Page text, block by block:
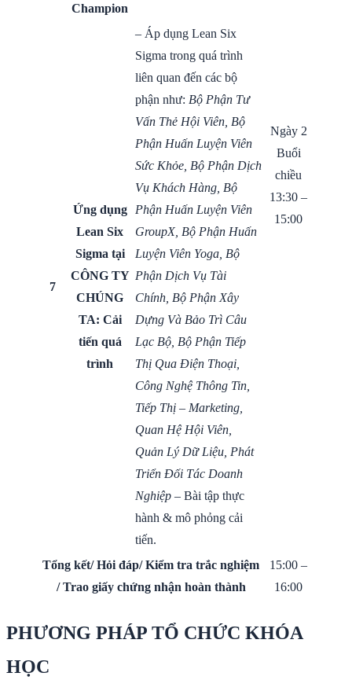
Champion
Ngày 2
Buổi
chiều
13:30 –
15:00
7
Ứng dụng
Lean Six
Sigma tại
CÔNG TY
CHÚNG
TA: Cải
tiến quá
trình
– Áp dụng Lean Six
Sigma trong quá trình
liên quan đến các bộ
phận như: Bộ Phận Tư
Vấn Thẻ Hội Viên Bộ
Phận Huấn Luyện Viên
Sức Khỏe Bộ Phận Dịch
Vụ Khách Hàng Bộ
Phận Huấn Luyện Viên
GroupX, Bộ Phận Huấn
Luyện Viên Yoga Bộ
Phận Dịch Vụ Tài
Chính Bộ Phận Xây
Dựng Và Bảo Trì Câu
Lạc Bộ Bộ Phận Tiếp
Thị Qua Điện Thoại
Công Nghệ Thông Tin
Tiếp Thị – Marketing
Quan Hệ Hội Viên
Quản Lý Dữ Liệu Phát
Triển Đối Tác Doanh
Nghiệp – Bài tập thực
hành & mô phỏng cải
tiến.
Tổng kết/ Hỏi đáp/ Kiểm tra trắc nghiệm
/ Trao giấy chứng nhận hoàn thành
15:00 –
16:00
PHƯƠNG PHÁP TỔ CHỨC KHÓA
HỌC